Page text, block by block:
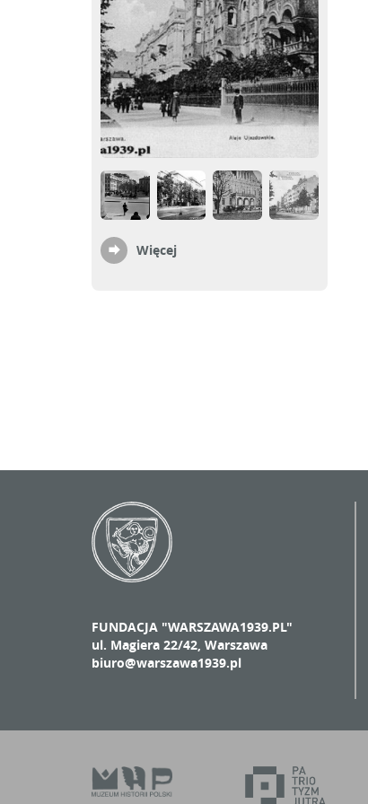
Więcej
FUNDACJA "WARSZAWA1939.PL"
ul. Magiera 22/42, Warszawa
biuro@warszawa1939.pl